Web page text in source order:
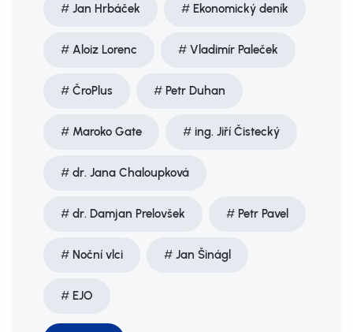
Jan Hrbáček Ekonomický deník
Aloiz Lorenc Vladimír Paleček
ČroPlus Petr Duhan
Maroko Gate ing. Jiří Čistecký
dr. Jana Chaloupková
dr. Damjan Prelovšek Petr Pavel
Noční vlci Jan Šinágl
EJO